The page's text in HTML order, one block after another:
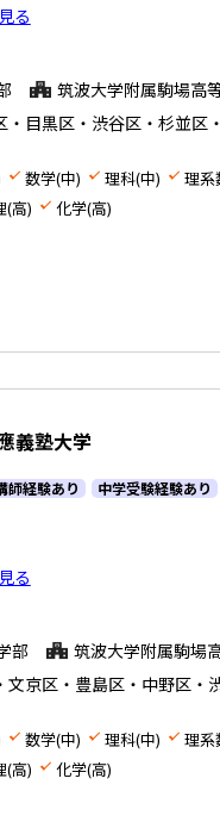
る
筑波大学附属駒場高
・目黒区・渋谷区・杉並区
数学(中) 理科(中)
理系
(高) 化学(高)
義塾大学
師経験あり 中学受験経験あり
る
部
筑波大学附属駒場
文京区・豊島区・中野区・
数学(中) 理科(中)
理系
(高) 化学(高)